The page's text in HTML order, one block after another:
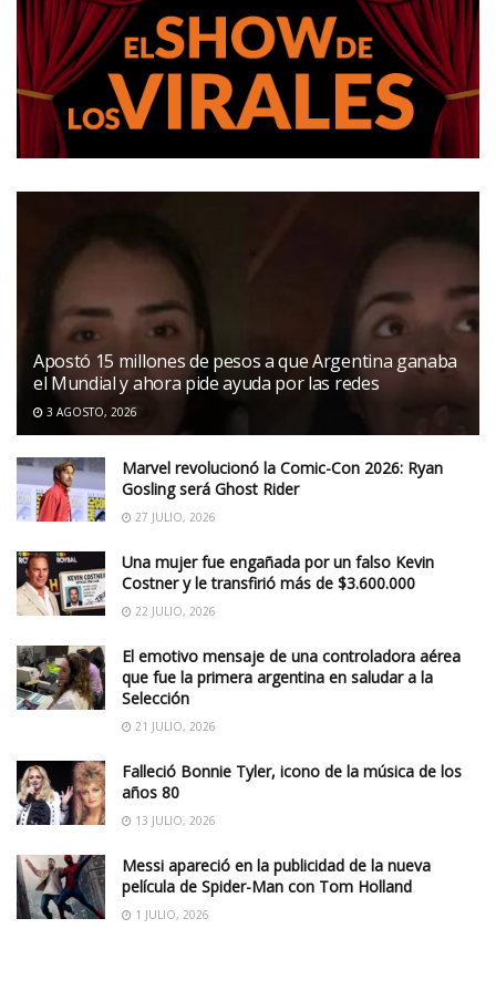
Apostó 15 millones de pesos a que Argentina ganaba
el Mundial y ahora pide ayuda por las redes
3 AGOSTO, 2026
Marvel revolucionó la Comic-Con 2026: Ryan
Gosling será Ghost Rider
27 JULIO, 2026
Una mujer fue engañada por un falso Kevin
Costner y le transfirió más de $3.600.000
22 JULIO, 2026
El emotivo mensaje de una controladora aérea
que fue la primera argentina en saludar a la
Selección
21 JULIO, 2026
Falleció Bonnie Tyler, icono de la música de los
años 80
13 JULIO, 2026
Messi apareció en la publicidad de la nueva
película de Spider-Man con Tom Holland
1 JULIO, 2026